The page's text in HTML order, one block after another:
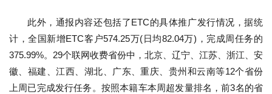
首
页
此外，通报内容还包括了ETC的具体推广发行情况，据统
计，全国新增ETC客户574.25万(日均82.04万)，完成周任务的
375.99%。29个联网收费省份中，北京、辽宁、江苏、浙江、安
徽、福建、江西、湖北、广东、重庆、贵州和云南等12个省份
上周已完成发行任务。按照本籍车本周超发量排名，前3名的省